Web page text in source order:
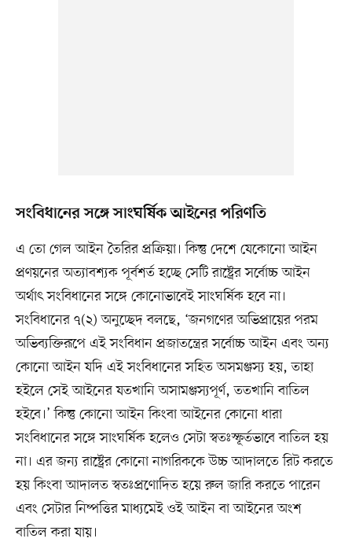
সংবিধানের সঙ্গে সাংঘর্ষিক আইনের পরিণতি
এ তো গেল আইন তৈরির প্রক্রিয়া। কিন্তু দেশে যেকোনো আইন
প্রণয়নের অত্যাবশ্যক পূর্বশর্ত হচ্ছে সেটি রাষ্ট্রের সর্বোচ্চ আইন
অর্থাৎ সংবিধানের সঙ্গে কোনোভাবেই সাংঘর্ষিক হবে না।
সংবিধানের ৭(২) অনুচ্ছেদ বলছে, ‘জনগণের অভিপ্রায়ের পরম
অভিব্যক্তিরূপে এই সংবিধান প্রজাতন্ত্রের সর্বোচ্চ আইন এবং অন্য
কোনো আইন যদি এই সংবিধানের সহিত অসমঞ্জস্য হয়, তাহা
হইলে সেই আইনের যতখানি অসামঞ্জস্যপূর্ণ, ততখানি বাতিল
হইবে।’ কিন্তু কোনো আইন কিংবা আইনের কোনো ধারা
সংবিধানের সঙ্গে সাংঘর্ষিক হলেও সেটা স্বতঃস্ফূর্তভাবে বাতিল হয়
না। এর জন্য রাষ্ট্রের কোনো নাগরিককে উচ্চ আদালতে রিট করতে
হয় কিংবা আদালত স্বতঃপ্রণোদিত হয়ে রুল জারি করতে পারেন
এবং সেটার নিষ্পত্তির মাধ্যমেই ওই আইন বা আইনের অংশ
বাতিল করা যায়।